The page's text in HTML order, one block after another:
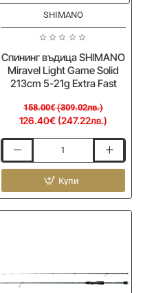
SHIMANO
Спининг въдица SHIMANO
Miravel Light Game Solid
213cm 5-21g Extra Fast
126.40€ (247.22лв.)
158.00€ (309.02лв.)
въдица
SHIMANO
Miravel
Light
21g
Extra
Купи